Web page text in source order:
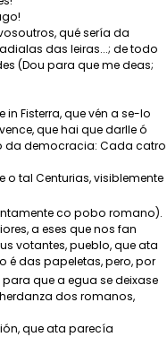
qué sería da
das leiras...; de todo
(Dou para que me deas;
Fisterra, que vén a se-lo
que hai que darlle ó
da democracia: Cada catro
o tal Centurias, visiblemente
co pobo romano).
a eses que nos fan
votantes, pueblo, que ata
é das papeletas, pero, por
que a egua se deixase
dos romanos,
que ata parecía